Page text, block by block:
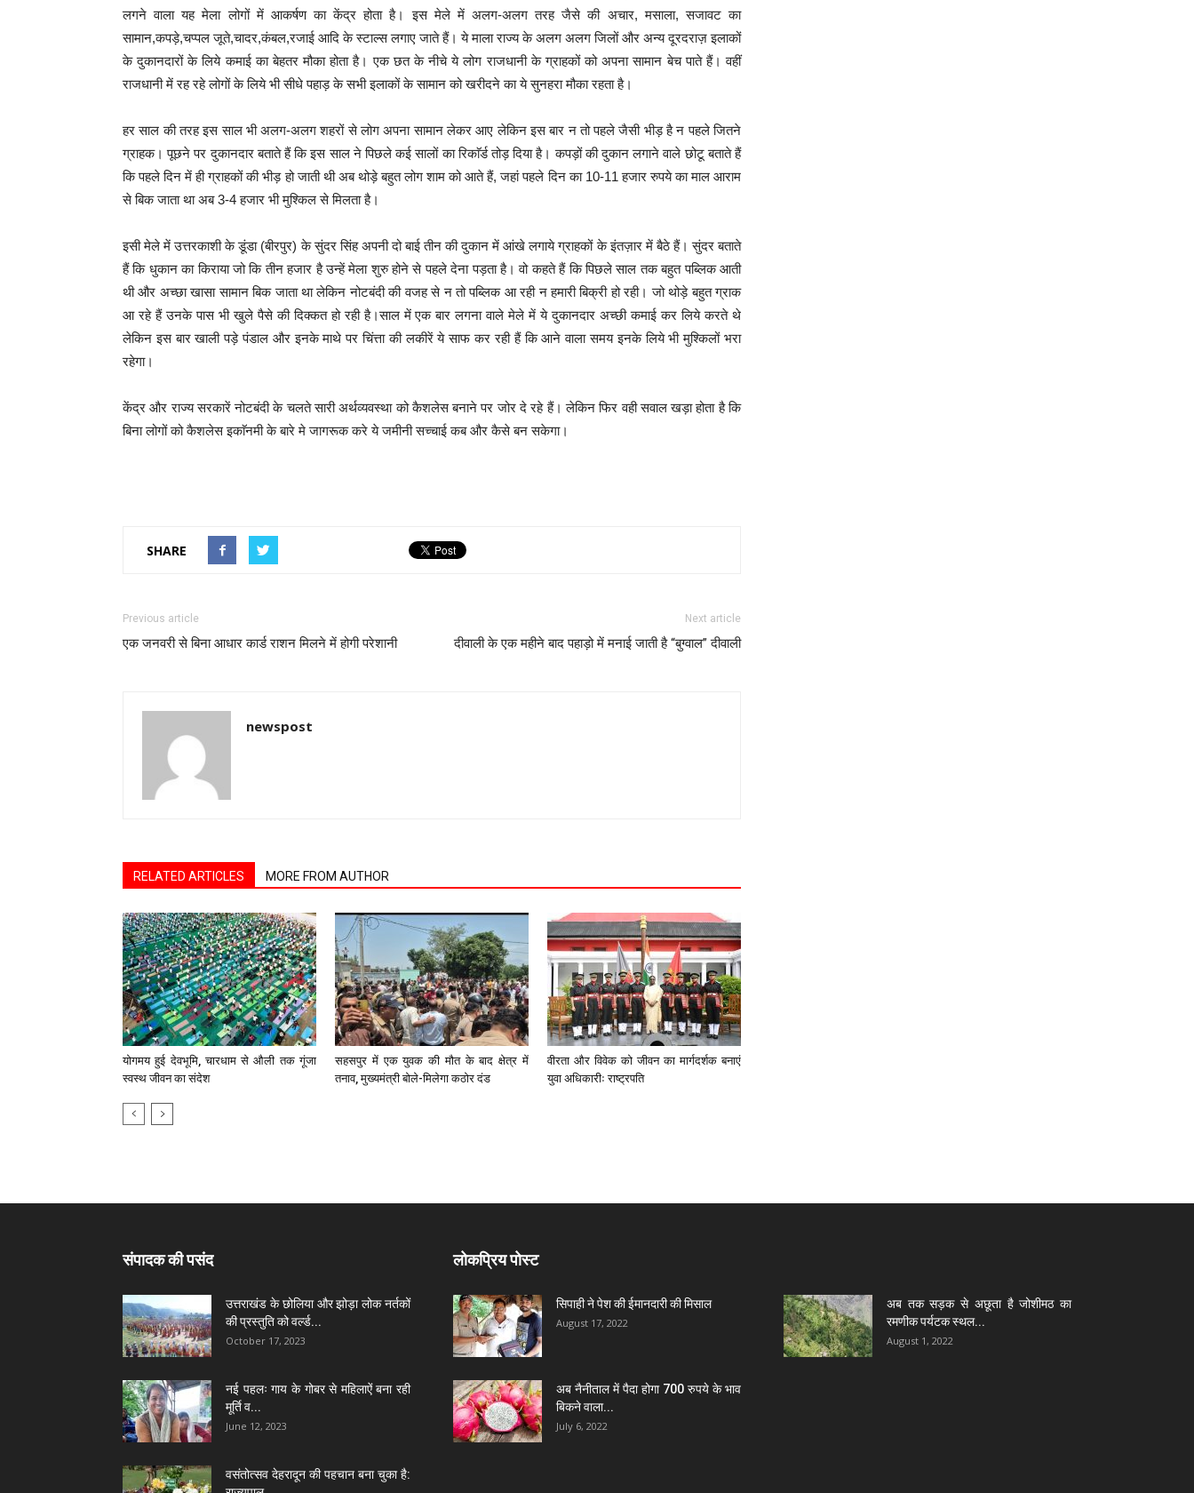
लगने वाला यह मेला लोगों में आकर्षण का केंद्र होता है। इस मेले में अलग-अलग तरह जैसे की अचार, मसाला, सजावट का
सामान,कपड़े,चप्पल जूते,चादर,कंबल,रजाई आदि के स्टाल्स लगाए जाते हैं। ये माला राज्य के अलग अलग जिलों और अन्य दूरदराज़ इलाकों
के दुकानदारों के लिये कमाई का बेहतर मौका होता है। एक छत के नीचे ये लोग राजधानी के ग्राहकों को अपना सामान बेच पाते हैं। वहीं
राजधानी में रह रहे लोगों के लिये भी सीधे पहाड़ के सभी इलाकों के सामान को खरीदने का ये सुनहरा मौका रहता है।
हर साल की तरह इस साल भी अलग-अलग शहरों से लोग अपना सामान लेकर आए लेकिन इस बार न तो पहले जैसी भीड़ है न पहले जितने
ग्राहक। पूछने पर दुकानदार बताते हैं कि इस साल ने पिछले कई सालों का रिकाॅर्ड तोड़ दिया है। कपड़ों की दुकान लगाने वाले छोटू बताते हैं
कि पहले दिन में ही ग्राहकों की भीड़ हो जाती थी अब थोड़े बहुत लोग शाम को आते हैं, जहां पहले दिन का 10-11 हजार रुपये का माल आराम
से बिक जाता था अब 3-4 हजार भी मुश्किल से मिलता है।
इसी मेले में उत्तरकाशी के डूंडा (बीरपुर) के सुंदर सिंह अपनी दो बाई तीन की दुकान में आंखे लगाये ग्राहकों के इंतज़ार में बैठे हैं। सुंदर बताते
हैं कि धुकान का किराया जो कि तीन हजार है उन्हें मेला शुरु होने से पहले देना पड़ता है। वो कहते हैं कि पिछले साल तक बहुत पब्लिक आती
थी और अच्छा खासा सामान बिक जाता था लेकिन नोटबंदी की वजह से न तो पब्लिक आ रही न हमारी बिक्री हो रही। जो थोड़े बहुत ग्राक
आ रहे हैं उनके पास भी खुले पैसे की दिक्कत हो रही है।साल में एक बार लगना वाले मेले में ये दुकानदार अच्छी कमाई कर लिये करते थे
लेकिन इस बार खाली पड़े पंडाल और इनके माथे पर चिंत्ता की लकीरें ये साफ कर रही हैं कि आने वाला समय इनके लिये भी मुश्किलों भरा
रहेगा।
केंद्र और राज्य सरकारें नोटबंदी के चलते सारी अर्थव्यवस्था को कैशलेस बनाने पर जोर दे रहे हैं। लेकिन फिर वही सवाल खड़ा होता है कि
बिना लोगों को कैशलेस इकाॅनमी के बारे मे जागरूक करे ये जमीनी सच्चाई कब और कैसे बन सकेगा।
SHARE
Previous article
एक जनवरी से बिना आधार कार्ड राशन मिलने में होगी परेशानी
Next article
दीवाली के एक महीने बाद पहाड़ो में मनाई जाती है “बुग्वाल” दीवाली
newspost
RELATED ARTICLES MORE FROM AUTHOR
योगमय हुई देवभूमि, चारधाम से औली तक गूंजा
स्वस्थ जीवन का संदेश
सहसपुर में एक युवक की मौत के बाद क्षेत्र में
तनाव, मुख्यमंत्री बोले-मिलेगा कठोर दंड
वीरता और विवेक को जीवन का मार्गदर्शक बनाएं
युवा अधिकारीः राष्ट्रपति
संपादक की पसंद
उत्तराखंड के छोलिया और झोड़ा लोक नर्तकों
की प्रस्तुति को वर्ल्ड...
October 17, 2023
नई पहलः गाय के गोबर से महिलाऐं बना रही
मूर्ति व...
June 12, 2023
वसंतोत्सव देहरादून की पहचान बना चुका है:
लोकप्रिय पोस्ट
सिपाही ने पेश की ईमानदारी की मिसाल
August 17, 2022
अब तक सड़क से अछूता है जोशीमठ का
रमणीक पर्यटक स्थल...
August 1, 2022
अब नैनीताल में पैदा होगा 700 रुपये के भाव
बिकने वाला...
July 6, 2022